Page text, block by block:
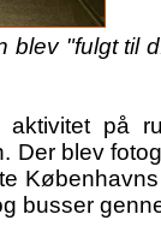
blev "fulgt til
på
Der blev
busser